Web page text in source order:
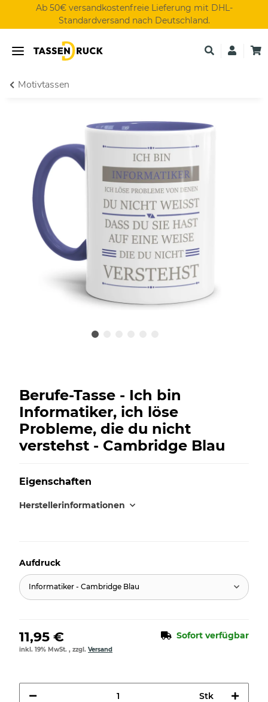
Ab 50€ versandkostenfreie Lieferung mit DHL-
Standardversand nach Deutschland.
Motivtassen
Berufe-Tasse - Ich bin
Informatiker, ich löse
Probleme, die du nicht
verstehst - Cambridge Blau
Eigenschaften
Herstellerinformationen
Aufdruck
Informatiker - Cambridge Blau
11,95 € Sofort verfügbar
inkl. 19% MwSt. , zzgl. Versand
Stk